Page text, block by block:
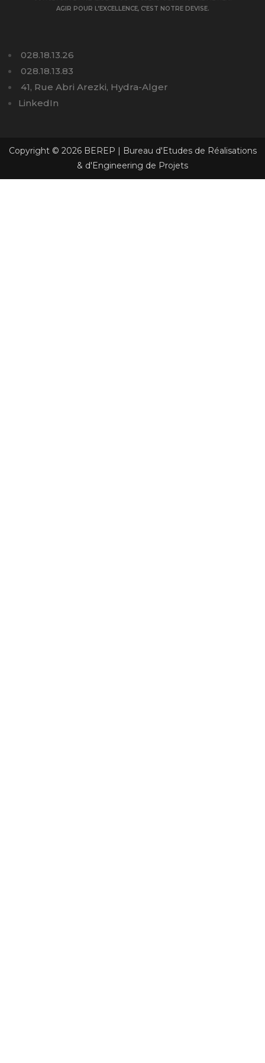
AGIR POUR L’EXCELLENCE, C’EST NOTRE DEVISE.
028.18.13.26
028.18.13.83
41, Rue Abri Arezki, Hydra-Alger
LinkedIn
Copyright © 2026 BEREP | Bureau d'Etudes de Réalisations
& d'Engineering de Projets